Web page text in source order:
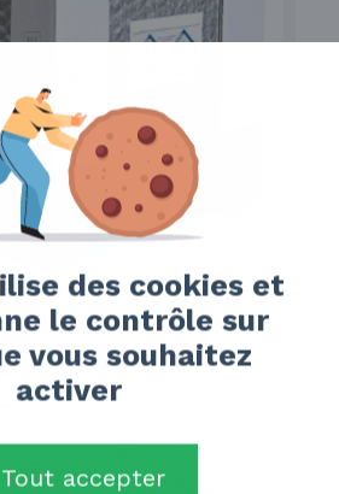
des cookies et
le contrôle sur
vous souhaitez
activer
Tout accepter
sur palette